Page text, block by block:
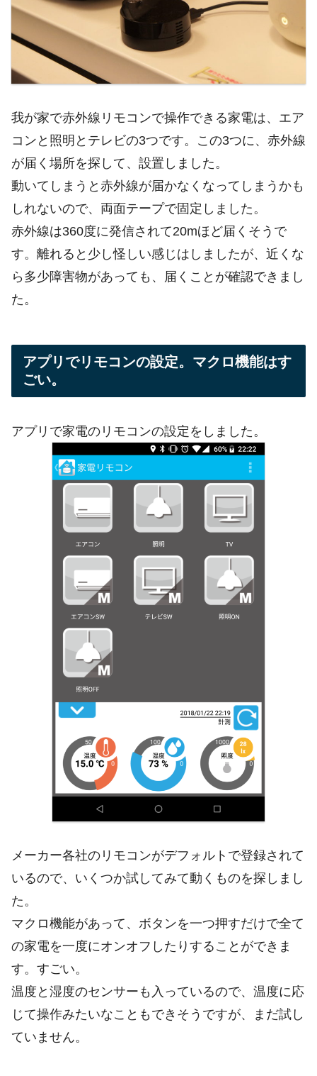
我が家で赤外線リモコンで操作できる家電は、エア
コンと照明とテレビの3つです。この3つに、赤外線
が届く場所を探して、設置しました。
動いてしまうと赤外線が届かなくなってしまうかも
しれないので、両面テープで固定しました。
赤外線は360度に発信されて20mほど届くそうで
す。離れると少し怪しい感じはしましたが、近くな
ら多少障害物があっても、届くことが確認できまし
た。
アプリでリモコンの設定。マクロ機能はす
ごい。
アプリで家電のリモコンの設定をしました。
メーカー各社のリモコンがデフォルトで登録されて
いるので、いくつか試してみて動くものを探しまし
た。
マクロ機能があって、ボタンを一つ押すだけで全て
の家電を一度にオンオフしたりすることができま
す。すごい。
温度と湿度のセンサーも入っているので、温度に応
じて操作みたいなこともできそうですが、まだ試し
ていません。